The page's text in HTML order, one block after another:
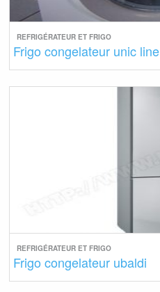
REFRIGÉRATEUR ET FRIGO
Frigo congelateur unic line
REFRIGÉRATEUR ET FRIGO
Frigo congelateur ubaldi